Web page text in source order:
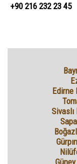
+90 216 232 23 45
Edirne
Sivaslı